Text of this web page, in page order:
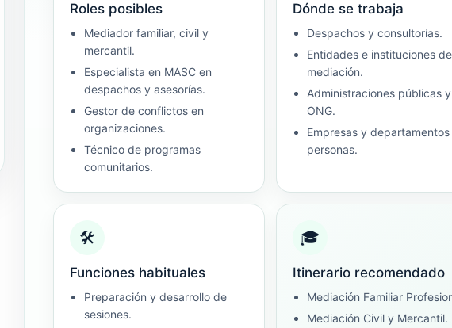
Roles posibles
Mediador familiar, civil y
mercantil.
Especialista en MASC en
despachos y asesorías.
Gestor de conflictos en
organizaciones.
Técnico de programas
comunitarios.
Dónde se trabaja
Despachos y consultorías.
Entidades e instituciones de
mediación.
Administraciones públicas y
ONG.
Empresas y
personas.
🛠
Funciones habituales
Preparación y desarrollo de
sesiones.
🎓
Itinerario recomendado
Mediación Familiar
Mediación Civil y Mercantil.